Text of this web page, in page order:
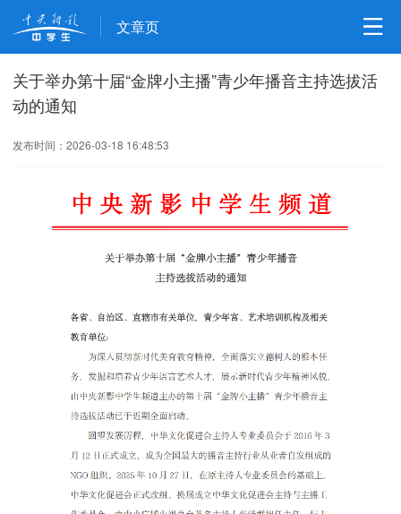
文章页
关于举办第十届“金牌小主播”青少年播音主持选拔活
动的通知
发布时间：2026-03-18 16:48:53